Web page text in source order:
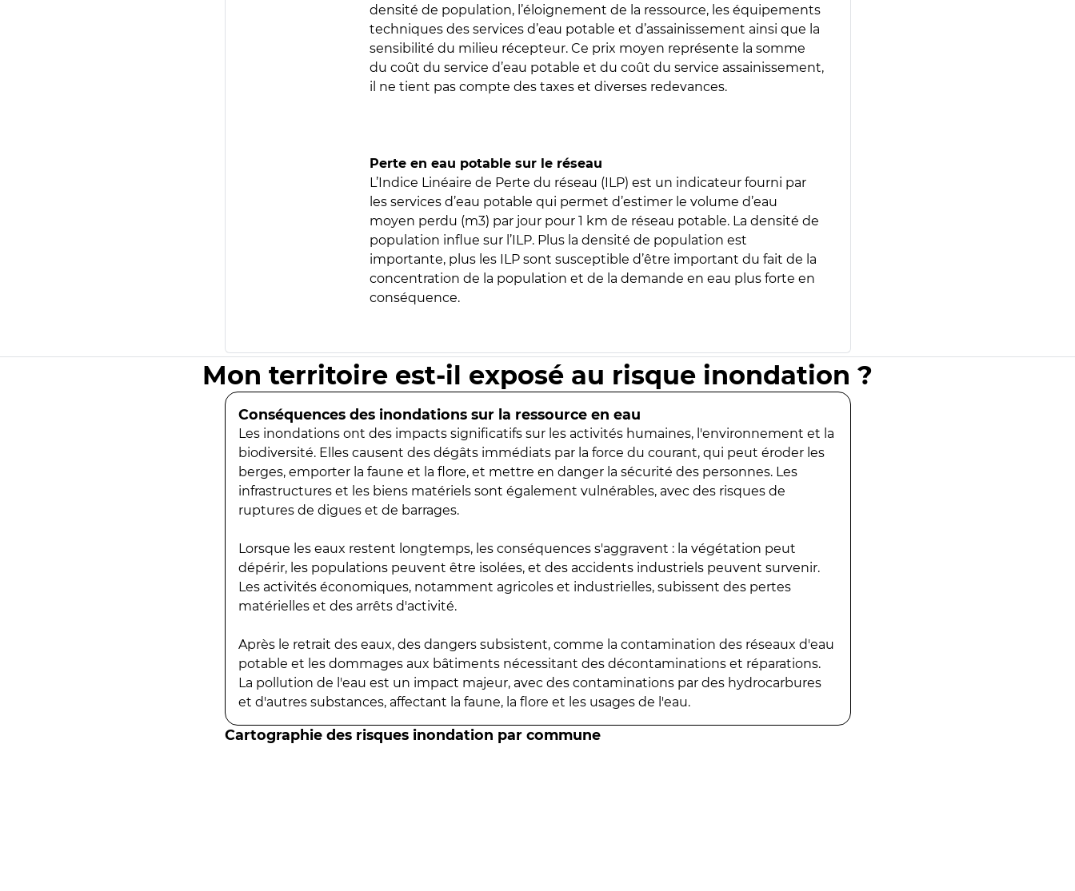
densité de population, l’éloignement de la ressource, les équipements
techniques des services d’eau potable et d’assainissement ainsi que la
sensibilité du milieu récepteur. Ce prix moyen représente la somme
du coût du service d’eau potable et du coût du service assainissement,
il ne tient pas compte des taxes et diverses redevances.
Perte en eau potable sur le réseau
L’Indice Linéaire de Perte du réseau (ILP) est un indicateur fourni par
les services d’eau potable qui permet d’estimer le volume d’eau
moyen perdu (m3) par jour pour 1 km de réseau potable. La densité de
population influe sur l’ILP. Plus la densité de population est
importante, plus les ILP sont susceptible d’être important du fait de la
concentration de la population et de la demande en eau plus forte en
conséquence.
Mon territoire est-il exposé au risque inondation ?
Conséquences des inondations sur la ressource en eau
Les inondations ont des impacts significatifs sur les activités humaines, l'environnement et la
biodiversité. Elles causent des dégâts immédiats par la force du courant, qui peut éroder les
berges, emporter la faune et la flore, et mettre en danger la sécurité des personnes. Les
infrastructures et les biens matériels sont également vulnérables, avec des risques de
ruptures de digues et de barrages.
Lorsque les eaux restent longtemps, les conséquences s'aggravent : la végétation peut
dépérir, les populations peuvent être isolées, et des accidents industriels peuvent survenir.
Les activités économiques, notamment agricoles et industrielles, subissent des pertes
matérielles et des arrêts d'activité.
Après le retrait des eaux, des dangers subsistent, comme la contamination des réseaux d'eau
potable et les dommages aux bâtiments nécessitant des décontaminations et réparations.
La pollution de l'eau est un impact majeur, avec des contaminations par des hydrocarbures
et d'autres substances, affectant la faune, la flore et les usages de l'eau.
Cartographie des risques inondation par commune